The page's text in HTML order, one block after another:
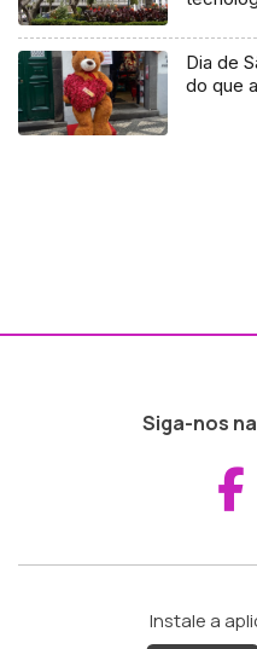
Dia de
do que
Siga-nos
Instale a